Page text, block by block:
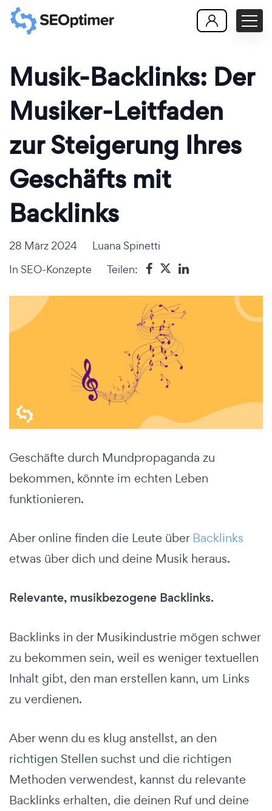
Musik-Backlinks: Der
Musiker-Leitfaden
zur Steigerung Ihres
Geschäfts mit
Backlinks
28 März 2024
Luana Spinetti
In SEO-Konzepte Teilen:
Geschäfte durch Mundpropaganda zu
bekommen, könnte im echten Leben
funktionieren.
Aber online finden die Leute über Backlinks
etwas über dich und deine Musik heraus.
Relevante, musikbezogene Backlinks.
Backlinks in der Musikindustrie mögen schwer
zu bekommen sein, weil es weniger textuellen
Inhalt gibt, den man erstellen kann, um Links
zu verdienen.
Aber wenn du es klug anstellst, an den
richtigen Stellen suchst und die richtigen
Methoden verwendest, kannst du relevante
Backlinks erhalten, die deinen Ruf und deine